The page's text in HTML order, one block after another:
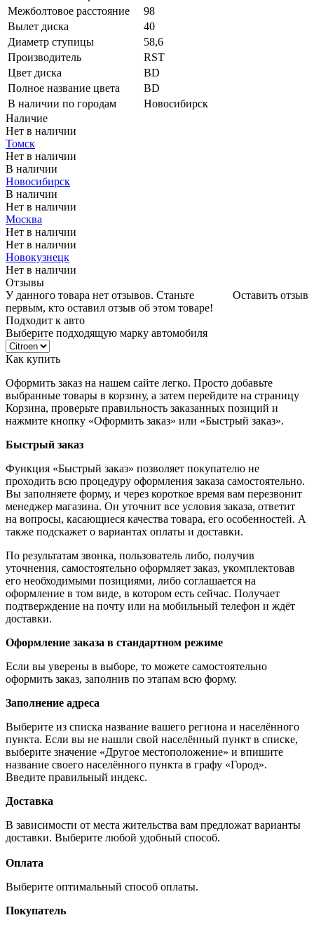
Межболтовое расстояние
98
Вылет диска
40
Диаметр ступицы
58,6
Производитель
RST
Цвет диска
BD
Полное название цвета
BD
В наличии по городам
Новосибирск
Наличие
Нет в наличии
Томск
Нет в наличии
В наличии
Новосибирск
В наличии
Нет в наличии
Москва
Нет в наличии
Нет в наличии
Новокузнецк
Нет в наличии
Отзывы
Оставить отзыв
У данного товара нет отзывов. Станьте
первым, кто оставил отзыв об этом товаре!
Подходит к авто
Выберите подходящую марку автомобиля
Как купить
Оформить заказ на нашем сайте легко. Просто добавьте
выбранные товары в корзину, а затем перейдите на страницу
Корзина, проверьте правильность заказанных позиций и
нажмите кнопку «Оформить заказ» или «Быстрый заказ».
Быстрый заказ
Функция «Быстрый заказ» позволяет покупателю не
проходить всю процедуру оформления заказа самостоятельно.
Вы заполняете форму, и через короткое время вам перезвонит
менеджер магазина. Он уточнит все условия заказа, ответит
на вопросы, касающиеся качества товара, его особенностей. А
также подскажет о вариантах оплаты и доставки.
По результатам звонка, пользователь либо, получив
уточнения, самостоятельно оформляет заказ, укомплектовав
его необходимыми позициями, либо соглашается на
оформление в том виде, в котором есть сейчас. Получает
подтверждение на почту или на мобильный телефон и ждёт
доставки.
Оформление заказа в стандартном режиме
Если вы уверены в выборе, то можете самостоятельно
оформить заказ, заполнив по этапам всю форму.
Заполнение адреса
Выберите из списка название вашего региона и населённого
пункта. Если вы не нашли свой населённый пункт в списке,
выберите значение «Другое местоположение» и впишите
название своего населённого пункта в графу «Город».
Введите правильный индекс.
Доставка
В зависимости от места жительства вам предложат варианты
доставки. Выберите любой удобный способ.
Оплата
Выберите оптимальный способ оплаты.
Покупатель